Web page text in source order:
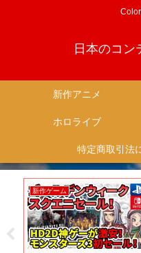
日本のコン
新作アニメ
ホロライブ
新作ゲーム